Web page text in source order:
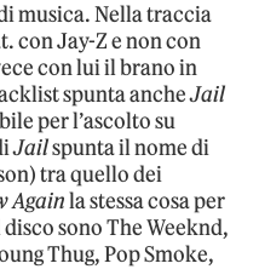
musica. Nella traccia
con Jay-Z e non con
con lui il brano in
spunta ancheJail
per l’ascolto su
Jailspunta il nome di
tra quello dei
Againla stessa cosa per
sono The Weeknd,
Thug, Pop Smoke,